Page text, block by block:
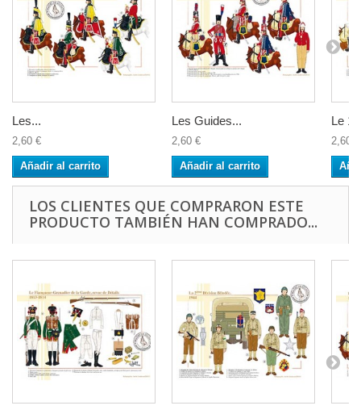
Les...
2,60 €
Añadir al carrito
Les Guides...
2,60 €
Añadir al carrito
Le
2,60 €
LOS CLIENTES QUE COMPRARON ESTE
PRODUCTO TAMBIÉN HAN COMPRADO...